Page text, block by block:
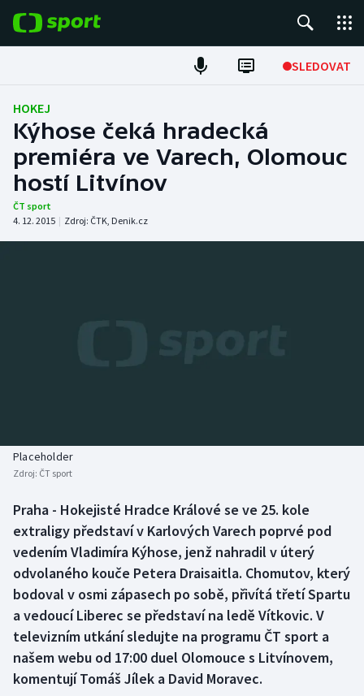
SLEDOVAT
Fotbal
Hokej
Tenis
Atletika
Biatlon
Box
Curling
Dostihy
Florbal
Futsal
Aplikace ČT sport
HOKEJ
Kýhose čeká hradecká
premiéra ve Varech, Olomouc
hostí Litvínov
ČT sport
4. 12. 2015 | Zdroj: ČTK, Denik.cz
Placeholder
Zdroj: ČT sport
Praha - Hokejisté Hradce Králové se ve 25. kole
extraligy představí v Karlových Varech poprvé pod
vedením Vladimíra Kýhose, jenž nahradil v úterý
odvolaného kouče Petera Draisaitla. Chomutov, který
bodoval v osmi zápasech po sobě, přivítá třetí Spartu
a vedoucí Liberec se představí na ledě Vítkovic. V
televizním utkání sledujte na programu ČT sport a
našem webu od 17:00 duel Olomouce s Litvínovem,
komentují Tomáš Jílek a David Moravec.